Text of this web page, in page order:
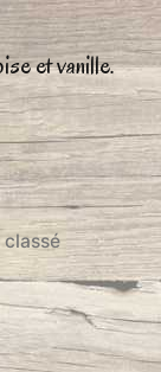
et vanille.
classé